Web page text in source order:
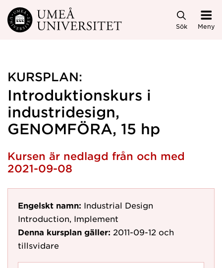
Hoppa direkt till innehållet
Sök Meny
KURSPLAN:
Introduktionskurs i
industridesign,
GENOMFÖRA, 15 hp
Kursen är nedlagd från och med
2021-09-08
Engelskt namn: Industrial Design
Introduction, Implement
Denna kursplan gäller: 2011-09-12 och
tillsvidare